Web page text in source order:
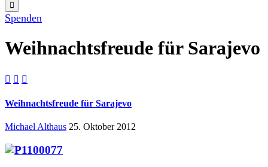

Spenden
Weihnachtsfreude für Sarajevo
  
Weihnachtsfreude für Sarajevo
Michael Althaus 25. Oktober 2012